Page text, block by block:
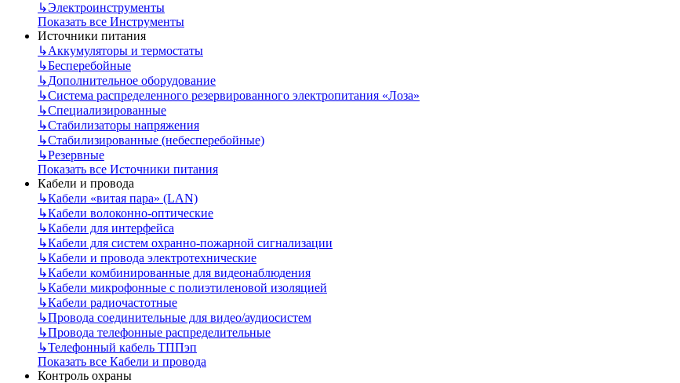
↳Электроинструменты
Показать все Инструменты
Источники питания
↳Аккумуляторы и термостаты
↳Бесперебойные
↳Дополнительное оборудование
↳Система распределенного резервированного электропитания «Лоза»
↳Специализированные
↳Стабилизаторы напряжения
↳Стабилизированные (небесперебойные)
↳Резервные
Показать все Источники питания
Кабели и провода
↳Кабели «витая пара» (LAN)
↳Кабели волоконно-оптические
↳Кабели для интерфейса
↳Кабели для систем охранно-пожарной сигнализации
↳Кабели и провода электротехнические
↳Кабели комбинированные для видеонаблюдения
↳Кабели микрофонные с полиэтиленовой изоляцией
↳Кабели радиочастотные
↳Провода соединительные для видео/аудиосистем
↳Провода телефонные распределительные
↳Телефонный кабель ТППэп
Показать все Кабели и провода
Контроль охраны